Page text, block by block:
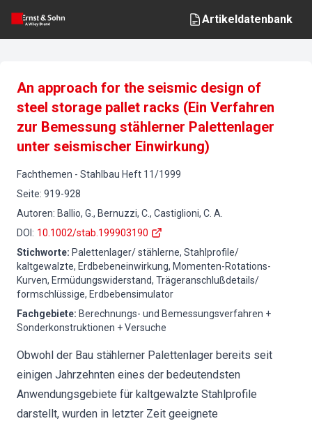
Artikeldatenbank
An approach for the seismic design of
steel storage pallet racks (Ein Verfahren
zur Bemessung stählerner Palettenlager
unter seismischer Einwirkung)
Fachthemen - Stahlbau Heft 11/1999
Seite: 919-928
Autoren: Ballio, G., Bernuzzi, C., Castiglioni, C. A.
DOI : 10.1002/stab.199903190
Stichworte: Palettenlager/ stählerne, Stahlprofile/
kaltgewalzte, Erdbebeneinwirkung, Momenten-Rotations-
Kurven, Ermüdungswiderstand, Trägeranschlußdetails/
formschlüssige, Erdbebensimulator
Fachgebiete: Berechnungs- und Bemessungsverfahren +
Sonderkonstruktionen + Versuche
Obwohl der Bau stählerner Palettenlager bereits seit
einigen Jahrzehnten eines der bedeutendsten
Anwendungsgebiete für kaltgewalzte Stahlprofile
darstellt, wurden in letzter Zeit geeignete